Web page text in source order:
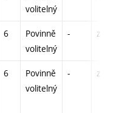
volitelný
6
Povinně
volitelný
- zá,zk
6
Povinně
volitelný
- zá,zk